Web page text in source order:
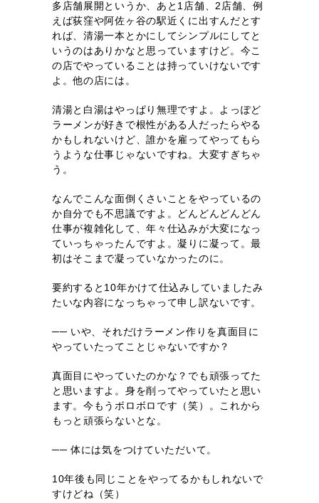
多店舗展開というか、あと1店舗、2店舗、例
えば荻窪や阿佐ヶ谷の駅近くに出すんだとす
れば、清湯一本とかにしてシンプルにしてと
いうのはありかなと思っていますけど。今こ
の店でやっていることは持っていけないです
よ。他の店には。
清湯と白湯はやっぱり無理ですよ。よっぽど
ラーメンが好きで根性がある人だったらやる
かもしれないけど、誰かを雇ってやってもら
うような仕事じゃないですね。大変すぎちゃ
う。
なんでこんな面倒くさいことをやっているの
か自分でも不思議ですよ。どんどんどんどん
仕事が複雑化して、年々仕込みが大変になっ
ていっちゃったんですよ。凝りに凝って。最
初はそこまで凝っていなかったのに。
要約すると10年かけて仕込みしていましたみ
たいな内容になっちゃって申し訳ないです。
── いや、それだけラーメン作りを真面目に
やっていたってことじゃないですか？
真面目にやっていたのかな？でも頑張ってた
と思いますよ。身を削ってやっていたと思い
ます。今もうボロボロです（笑）。これから
もっと頑張らないとな。
── 体には気をつけていただいて。
10年後も同じことをやってるかもしれないで
すけどね（笑）